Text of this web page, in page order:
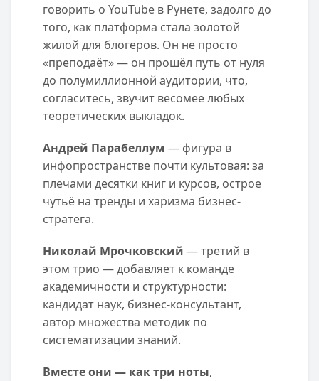
говорить о YouTube в Рунете, задолго до
того, как платформа стала золотой
жилой для блогеров. Он не просто
«преподаёт» — он прошёл путь от нуля
до полумиллионной аудитории, что,
согласитесь, звучит весомее любых
теоретических выкладок.
Андрей Парабеллум — фигура в
инфопространстве почти культовая: за
плечами десятки книг и курсов, острое
чутьё на тренды и харизма бизнес-
стратега.
Николай Мрочковский — третий в
этом трио — добавляет к команде
академичности и структурности:
кандидат наук, бизнес-консультант,
автор множества методик по
систематизации знаний.
Вместе они — как три ноты,